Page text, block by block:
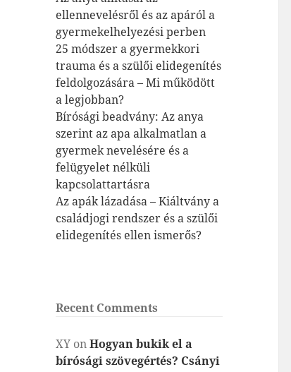
ellennevelésről és az apáról a
gyermekelhelyezési perben
25 módszer a gyermekkori
trauma és a szülői elidegenítés
feldolgozására – Mi működött
a legjobban?
Bírósági beadvány: Az anya
szerint az apa alkalmatlan a
gyermek nevelésére és a
felügyelet nélküli
kapcsolattartásra
Az apák lázadása – Kiáltvány a
családjogi rendszer és a szülői
elidegenítés ellen ismerős?
Recent Comments
XY onHogyan bukik el a
bírósági szövegértés? Csányi